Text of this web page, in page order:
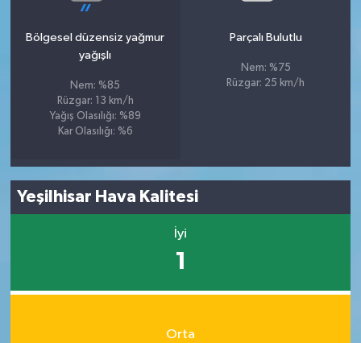
Bölgesel düzensiz yağmur
yağışlı
Nem: %85
Rüzgar: 13 km/h
Yağış Olasılığı: %89
Kar Olasılığı: %6
Parçalı Bulutlu
Nem: %75
Rüzgar: 25 km/h
Yeşilhisar Hava Kalitesi
İyi
1
Orta